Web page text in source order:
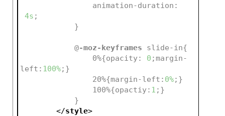
animation-duration :
4s ;
            }
@-moz-keyframes slide-in{
                0%
{opacity: 0 ;margin-
left : 100%;}
                20%
{margin-left : 0%;}
                100%
{opactiy: 1 ;}
            }
</style>